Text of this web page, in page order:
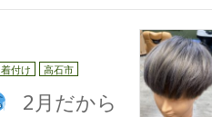
着付け 高石市
2月だから